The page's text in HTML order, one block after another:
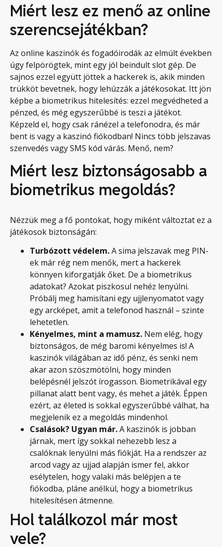
Miért lesz ez menő az online
szerencsejátékban?
Az online kaszinók és fogadóirodák az elmúlt években
úgy felpörögtek, mint egy jól beindult slot gép. De
sajnos ezzel együtt jöttek a hackerek is, akik minden
trükköt bevetnek, hogy lehúzzák a játékosokat. Itt jön
képbe a biometrikus hitelesítés: ezzel megvédheted a
pénzed, és még egyszerűbbé is teszi a játékot.
Képzeld el, hogy csak ránézel a telefonodra, és már
bent is vagy a kaszinó fiókodban! Nincs több jelszavas
szenvedés vagy SMS kód várás. Menő, nem?
Miért lesz biztonságosabb a
biometrikus megoldás?
Nézzük meg a fő pontokat, hogy miként változtat ez a
játékosok biztonságán:
Turbózott védelem.A sima jelszavak meg PIN-
ek már rég nem menők, mert a hackerek
könnyen kiforgatják őket. De a biometrikus
adatokat? Azokat piszkosul nehéz lenyúlni.
Próbálj meg hamisítani egy ujjlenyomatot vagy
egy arcképet, amit a telefonod használ – szinte
lehetetlen.
Kényelmes, mint a mamusz. Nem elég, hogy
biztonságos, de még baromi kényelmes is! A
kaszinók világában az idő pénz, és senki nem
akar azon szöszmötölni, hogy minden
belépésnél jelszót írogasson. Biometrikával egy
pillanat alatt bent vagy, és mehet a játék. Éppen
ezért, az életed is sokkal egyszerűbbé válhat, ha
megjelenik ez a megoldás mindenhol.
Csalások? Ugyan már.A kaszinók is jobban
járnak, mert így sokkal nehezebb lesz a
csalóknak lenyúlni más fiókját. Ha a rendszer az
arcod vagy az ujjad alapján ismer fel, akkor
esélytelen, hogy valaki más belépjen a te
fiókodba, pláne anélkül, hogy a biometrikus
hitelesítésen átmenne.
Hol találkozol már most
vele?